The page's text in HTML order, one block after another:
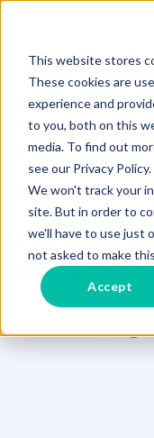
This website stores
These cookies are
experience and
to you, both on this
media. To find out
see our Privacy Policy.
We won't track your
site. But in order to
we'll have to use just
not asked to make
Accept
Safetica >Zdroje >
požadavků
TISAX:
plnění
úno 14, 2023